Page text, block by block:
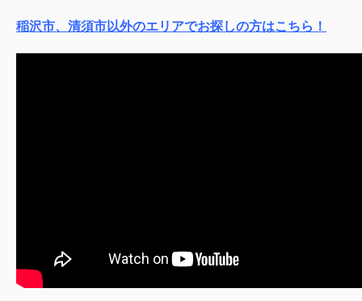
稲沢市、清須市以外のエリアでお探しの方はこちら！